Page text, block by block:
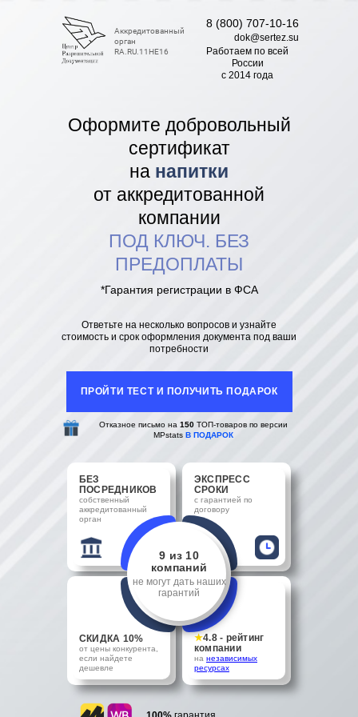
Аккредитованный
орган
RA.RU.11НЕ16
8 (800) 707-10-16
dok@sertez.su
Работаем по всей
Роcсии
с 2014 года
Оформите добровольный
сертификат
на напитки
от аккредитованной
компании
ПОД КЛЮЧ. БЕЗ
ПРЕДОПЛАТЫ
*Гарантия регистрации в ФСА
Ответьте на несколько вопросов и узнайте
стоимость и срок оформления документа под ваши
потребности
ПРОЙТИ ТЕСТ И ПОЛУЧИТЬ ПОДАРОК
Отказное письмо на 150ТОП-товаров по версии
MPstats В ПОДАРОК
БЕЗ
ПОСРЕДНИКОВ
собственный
аккредитованный
орган
ЭКСПРЕСС
СРОКИ
с гарантией по
договору
9 из 10
компаний
не могут дать наших
гарантий
СКИДКА 10%
от цены конкурента,
если найдете
дешевле
★4.8 - рейтинг
компании
на независимых
ресурсах